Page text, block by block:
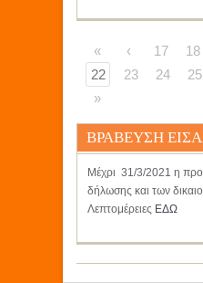
« ‹ 17 18
22
23 24 25
»
ΒΡΑΒΕΥΣΗ
ΠΤΥΧΙΟΥΧΩΝ
Μέχρι 31/3/2021 η
δήλωσης και των
Λεπτομέρειες ΕΔΩ